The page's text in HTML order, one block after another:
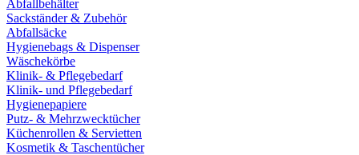
Abfallbehälter
Sackständer & Zubehör
Abfallsäcke
Hygienebags & Dispenser
Wäschekörbe
Klinik- & Pflegebedarf
Klinik- und Pflegebedarf
Hygienepapiere
Putz- & Mehrzwecktücher
Küchenrollen & Servietten
Kosmetik & Taschentücher